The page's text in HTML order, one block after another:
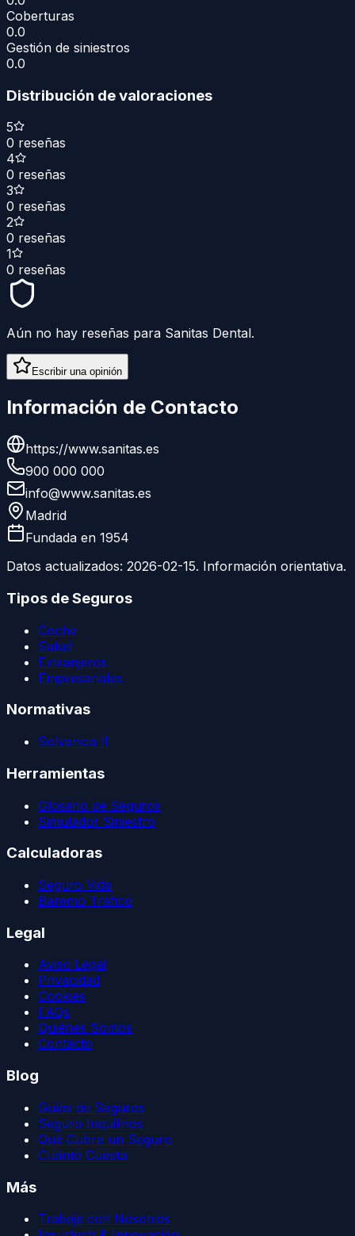
Coberturas
0.0
Gestión de siniestros
0.0
Distribución de valoraciones
5
0 reseñas
4
0 reseñas
3
0 reseñas
2
0 reseñas
1
0 reseñas
Aún no hay reseñas para Sanitas Dental.
Escribir una opinión
Información de Contacto
https://www.sanitas.es
900 000 000
info@www.sanitas.es
Madrid
Fundada en 1954
Datos actualizados: 2026-02-15. Información orientativa.
Tipos de Seguros
Coche
Salud
Extranjeros
Empresariales
Normativas
Solvencia II
Herramientas
Glosario de Seguros
Simulador Siniestro
Calculadoras
Seguro Vida
Baremo Tráfico
Legal
Aviso Legal
Privacidad
Cookies
FAQs
Quiénes Somos
Contacto
Blog
Guías de Seguros
Seguro Inquilinos
Qué Cubre un Seguro
Cuánto Cuesta
Más
Trabaja con Nosotros